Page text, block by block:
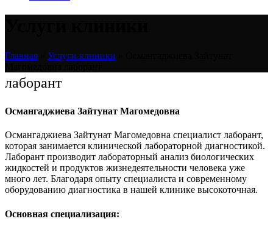
Главная Услуги клиники
лаборант
Османгаджиева Зайтунат Магомедовна
Османгаджиева Зайтунат Магомедовна специалист лаборант,
которая занимается клинической лабораторной диагностикой.
Лаборант производит лабораторный анализ биологических
жидкостей и продуктов жизнедеятельности человека уже
много лет. Благодаря опыту специалиста и современному
оборудованию диагностика в нашей клинике высокоточная.
Основная специализация: